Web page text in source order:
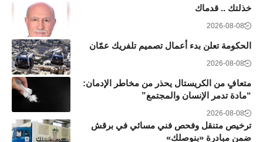
خذلتك .. قدماك
2026-08-08
الحكومة تعلن بدء أعمال تصميم تلفريك عمّان
2026-08-08
متعافٍ من الكريستال يحذر من مخاطر الإدمان:
“مادة تدمر الإنسان والمجتمع”
2026-08-08
ترخيص متنقل وفحص فني مسائي في برقش
ضمن مبادرة «بنوصلك»